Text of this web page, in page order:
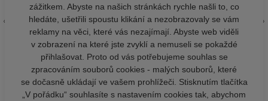
zážitkem. Abyste na našich stránkách rychle našli to, co
hledáte, ušetřili spoustu klikání a nezobrazovaly se vám
reklamy na věci, které vás nezajímají. Abyste web viděli
v zobrazení na které jste zvyklí a nemuseli se pokaždé
přihlašovat. Proto od vás potřebujeme souhlas se
zpracováním souborů cookies - malých souborů, které
se dočasně ukládají ve vašem prohlížeči. Stisknutím tlačítka
„V pořádku“ souhlasíte s nastavením cookies tak, abychom